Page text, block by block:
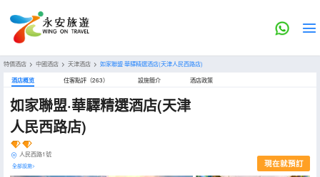
特價酒店 > 中國酒店 > 天津酒店 > 如家聯盟·華驛精選酒店(天津人民西路店)
酒店概览 住客點評（263） 設施簡介 酒店政策
如家聯盟·華驛精選酒店(天津
人民西路店)
人民西路1號
全部設施> 現在就預訂